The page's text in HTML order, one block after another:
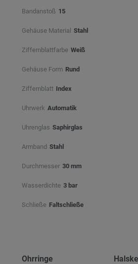
Bandanstoß 15
Gehäuse Material Stahl
Ziffernblattfarbe Weiß⠀
Gehäuse Form Rund
Ziffernblatt Index
Uhrwerk Automatik
Uhrenglas Saphirglas
Armband Stahl
Durchmesser 30 mm
Wasserdichte 3 bar
Schließe Faltschließe
Ohrringe